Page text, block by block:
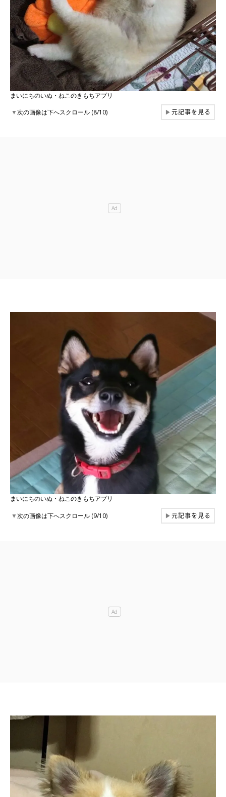
まいにちのいぬ・ねこのきもちアプリ
▼次の画像は下へスクロール (8/10) ▶元記事を見る
まいにちのいぬ・ねこのきもちアプリ
▼次の画像は下へスクロール (9/10) ▶元記事を見る